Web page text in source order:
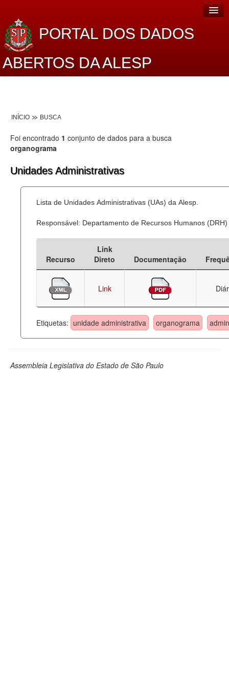
PORTAL DOS DADOS
ABERTOS DA ALESP
Lei de Acesso à Informação
Dados Governamentais Abertos
Planejamento
Catálogo de dados
Processo Legislativo
Administração
Legislação
Agenda
Perguntas frequentes
INÍCIO BUSCA
Foi encontrado 1 conjunto de dados para a busca
organograma
Unidades Administrativas
Lista de Unidades Administrativas (UAs) da Alesp.
Responsável: Departamento de Recursos Humanos (DRH)
Recurso
Link
Direto
Documentação
Link
Etiquetas: unidade administrativa organograma
Assembleia Legislativa do Estado de São Paulo